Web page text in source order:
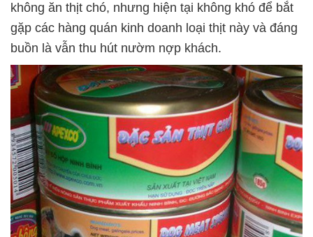
không ăn thịt chó, nhưng hiện tại không khó để bắt
gặp các hàng quán kinh doanh loại thịt này và đáng
buồn là vẫn thu hút nườm nợp khách.